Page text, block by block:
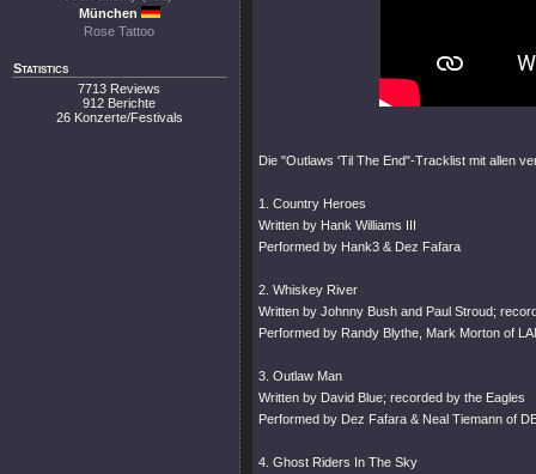
München
Rose Tattoo
Statistics
7713 Reviews
912 Berichte
26 Konzerte/Festivals
Die "Outlaws 'Til The End"-Tracklist mit allen
1. Country Heroes
Written by Hank Williams III
Performed by Hank3 & Dez Fafara
2. Whiskey River
Written by Johnny Bush and Paul Stroud;
Performed by Randy Blythe, Mark Morton of
3. Outlaw Man
Written by David Blue; recorded by the Eagles
Performed by Dez Fafara & Neal Tiemann of
4. Ghost Riders In The Sky